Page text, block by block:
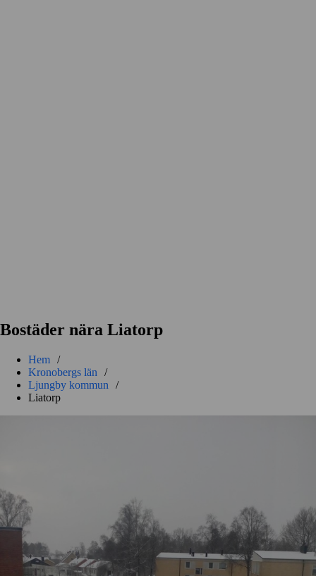
Bostäder nära Liatorp
Hem /
Kronobergs län
/
Ljungby kommun
/
Liatorp